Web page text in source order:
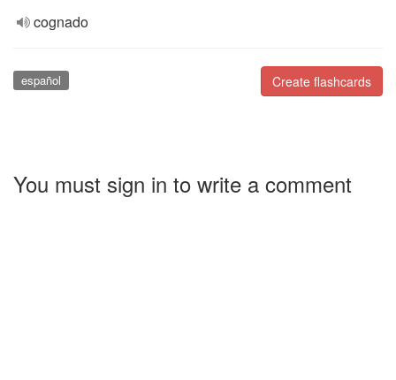
cognado
Create flashcards
español
You must sign in to write a comment